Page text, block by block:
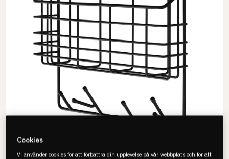
Cookies
Vi använder cookies för att förbättra din upplevelse på vår webbplats och för att